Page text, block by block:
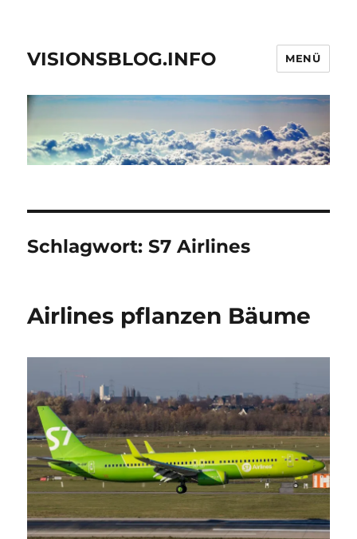
VISIONSBLOG.INFO MENÜ
Schlagwort:S7 Airlines
Airlines pflanzen Bäume